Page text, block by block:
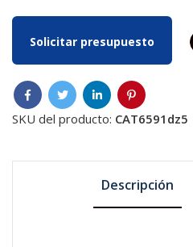
Solicitar presupuesto
SKU del producto: CAT6591dz5
Descripción